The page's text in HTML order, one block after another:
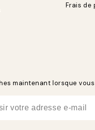
Frais de
maintenant lorsque